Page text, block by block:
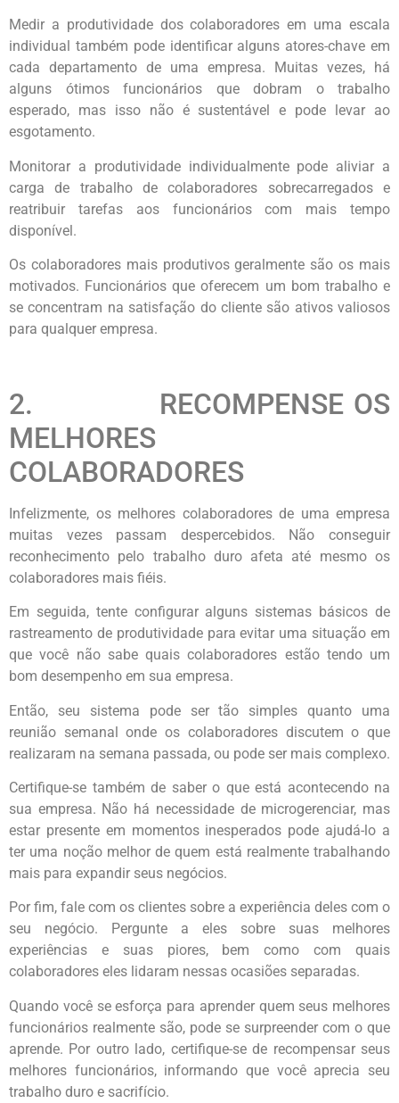
Medir a produtividade dos colaboradores em uma escala
individual também pode identificar alguns atores-chave em
cada departamento de uma empresa. Muitas vezes, há
alguns ótimos funcionários que dobram o trabalho
esperado, mas isso não é sustentável e pode levar ao
esgotamento.
Monitorar a produtividade individualmente pode aliviar a
carga de trabalho de colaboradores sobrecarregados e
reatribuir tarefas aos funcionários com mais tempo
disponível.
Os colaboradores mais produtivos geralmente são os mais
motivados. Funcionários que oferecem um bom trabalho e
se concentram na satisfação do cliente são ativos valiosos
para qualquer empresa.
2. RECOMPENSE OS
MELHORES
COLABORADORES
Infelizmente, os melhores colaboradores de uma empresa
muitas vezes passam despercebidos. Não conseguir
reconhecimento pelo trabalho duro afeta até mesmo os
colaboradores mais fiéis.
Em seguida, tente configurar alguns sistemas básicos de
rastreamento de produtividade para evitar uma situação em
que você não sabe quais colaboradores estão tendo um
bom desempenho em sua empresa.
Então, seu sistema pode ser tão simples quanto uma
reunião semanal onde os colaboradores discutem o que
realizaram na semana passada, ou pode ser mais complexo.
Certifique-se também de saber o que está acontecendo na
sua empresa. Não há necessidade de microgerenciar, mas
estar presente em momentos inesperados pode ajudá-lo a
ter uma noção melhor de quem está realmente trabalhando
mais para expandir seus negócios.
Por fim, fale com os clientes sobre a experiência deles com o
seu negócio. Pergunte a eles sobre suas melhores
experiências e suas piores, bem como com quais
colaboradores eles lidaram nessas ocasiões separadas.
Quando você se esforça para aprender quem seus melhores
funcionários realmente são, pode se surpreender com o que
aprende. Por outro lado, certifique-se de recompensar seus
melhores funcionários, informando que você aprecia seu
trabalho duro e sacrifício.